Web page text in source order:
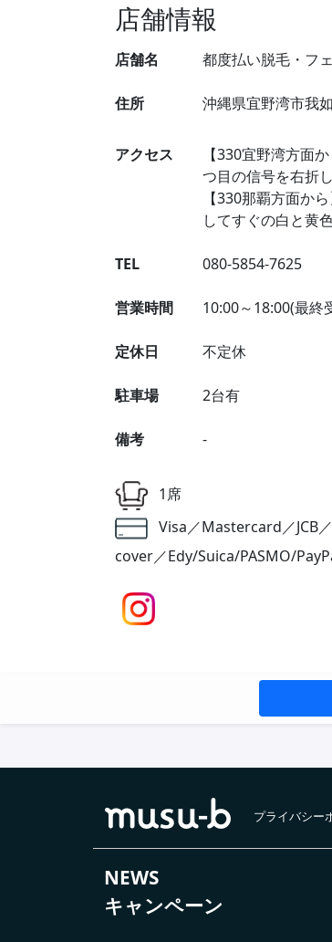
店舗情報
店舗名 都度払い脱毛・フ
住所 沖縄県宜野湾市我
アクセス
【330宜野湾方面
つ目の信号を右折
【330那覇方面か
してすぐの白と黄
TEL 080-5854-7625
営業時間 10:00～18:00(最終
定休日 不定休
駐車場 2台有
備考 -
1席
Visa／Mastercard／JCB
cover／Edy/Suica/PASMO/
プライバシー
NEWS
キャンペーン